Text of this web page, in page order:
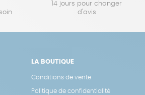
14 jours pour changer
d'avis
LA BOUTIQUE
Conditions de vente
Politique de confidentialité